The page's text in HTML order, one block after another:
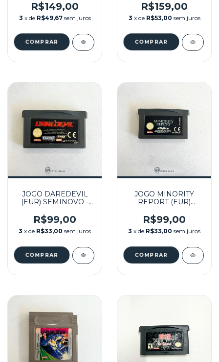
R$149,00
3 x de R$49,67 sem juros
R$159,00
3 x de R$53,00 sem juros
JOGO DAREDEVIL
(EUR) SEMINOVO -
R$99,00
3 x de R$33,00 sem juros
JOGO MINORITY
REPORT (EUR)
R$99,00
3 x de R$33,00 sem juros